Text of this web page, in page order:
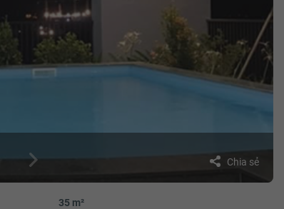
Chia sẻ
35 m²